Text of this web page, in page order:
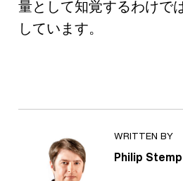
量として知覚するわけで
しています。
WRITTEN BY
Philip